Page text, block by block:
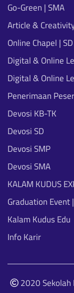
Go-Green | SMA
Article &
Online Chapel | SD
Digital & Online
Digital & Online
Penerimaan
Devosi KB-TK
Devosi SD
Devosi SMP
Devosi SMA
KALAM KUDUS
Graduation Event
Kalam Kudus Edu
Info Karir
2020 Sekolah